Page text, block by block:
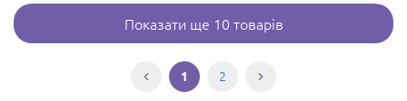
Показати ще 10 товарів
1 2